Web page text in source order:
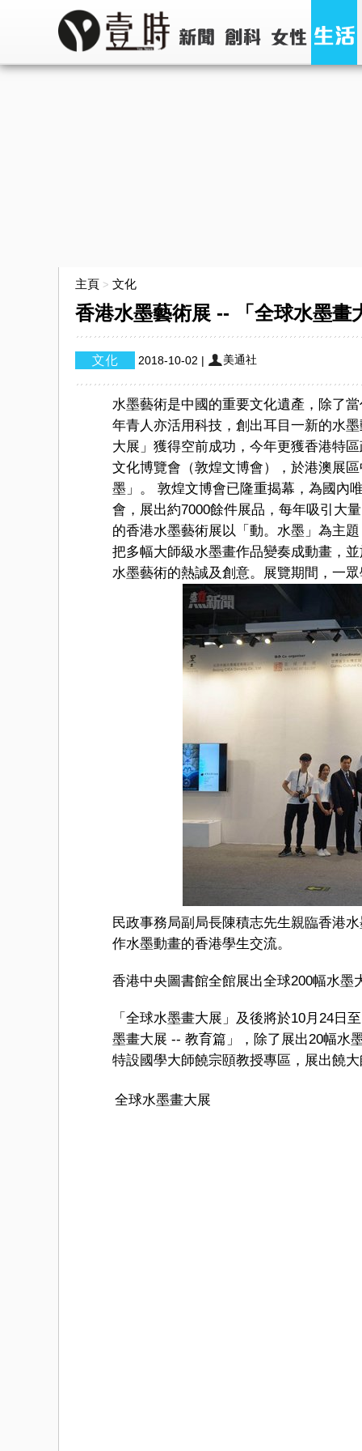
主頁 > 文化
香港水墨藝術展 -- 「全球水墨畫
2018-10-02 | 美通社
水墨藝術是中國的重要文化遺產，除了
年青人亦活用科技，創出耳目一新的水
大展」獲得空前成功，今年更獲香港特
文化博覽會（敦煌文博會），於港澳展
墨」。 敦煌文博會已隆重揭幕，為國內
會，展出約7000餘件展品，每年吸引大
的香港水墨藝術展以「動。水墨」為主
把多幅大師級水墨畫作品變奏成動畫，
水墨藝術的熱誠及創意。展覽期間，一
民政事務局副局長陳積志先生親臨香港
作水墨動畫的香港學生交流。
香港中央圖書館全館展出全球200幅水墨
「全球水墨畫大展」及後將於10月24日
墨畫大展 -- 教育篇」，除了展出20幅水
特設國學大師饒宗頤教授專區，展出饒
全球水墨畫大展